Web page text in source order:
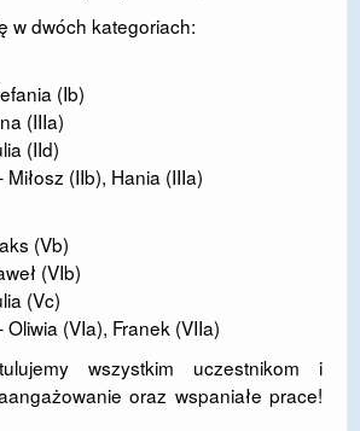
MAŁOLETNICH
Z JAKOŚCIĄ – ROZWÓJ
NA TERENIE MIASTA
2027
w dwóch kategoriach:
(Ib)
(IIIa)
(IId)
(IIb), Hania (IIIa)
(Vb)
(VIb)
(Vc)
(VIa), Franek (VIIa)
wszystkim uczestnikom i
oraz wspaniałe prace!